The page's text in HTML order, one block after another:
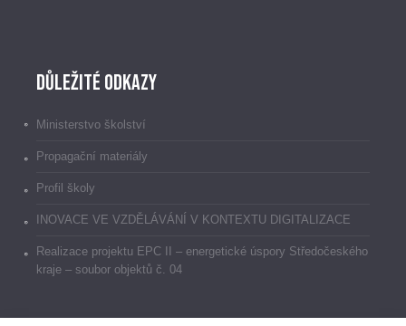
Důležité odkazy
Ministerstvo školství
Propagační materiály
Profil školy
INOVACE VE VZDĚLÁVÁNÍ V KONTEXTU DIGITALIZACE
Realizace projektu EPC II – energetické úspory Středočeského
kraje – soubor objektů č. 04